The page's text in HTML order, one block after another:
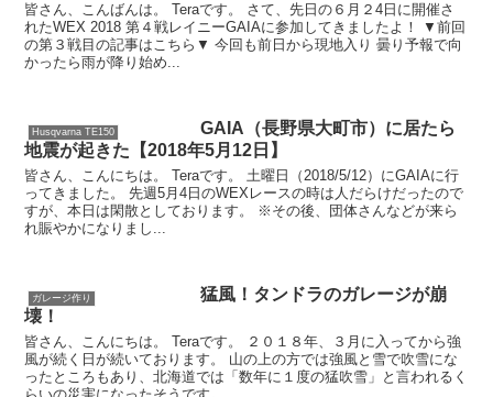
皆さん、こんばんは。 Teraです。 さて、先日の６月２4日に開催さ
れたWEX 2018 第４戦レイニーGAIAに参加してきましたよ！ ▼前回
の第３戦目の記事はこちら▼ 今回も前日から現地入り 曇り予報で向
かったら雨が降り始め...
Husqvarna TE150
GAIA（長野県大町市）に居たら
地震が起きた【2018年5月12日】
皆さん、こんにちは。 Teraです。 土曜日（2018/5/12）にGAIAに行
ってきました。 先週5月4日のWEXレースの時は人だらけだったので
すが、本日は閑散としております。 ※その後、団体さんなどが来ら
れ賑やかになりまし...
ガレージ作り
猛風！タンドラのガレージが崩
壊！
皆さん、こんにちは。 Teraです。 ２０１８年、３月に入ってから強
風が続く日が続いております。 山の上の方では強風と雪で吹雪にな
ったところもあり、北海道では「数年に１度の猛吹雪」と言われるく